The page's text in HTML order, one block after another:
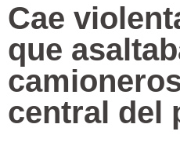
Cae
que
central del